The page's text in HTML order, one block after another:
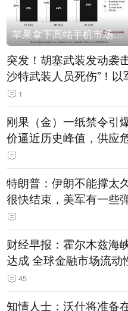
苹果拿下高端手机市场65%的份额：iPhone 17系列功不可没
突发！胡塞武装发动袭
沙特武装人员死伤”！以
性空袭
1
刚果（金）一纸禁令引
价逼近历史峰值，供应
级？
特朗普：伊朗不能撑太
很快结束，美军有一些
张！伊朗公布拟议的海
财经早报：霍尔木兹海
达成 全球金融市场流动
暂缓
45
知情人士：沃什将准备